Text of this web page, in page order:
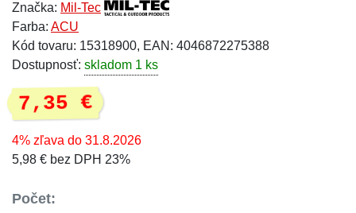
Značka: Mil-Tec
Farba: ACU
Kód tovaru: 15318900, EAN: 4046872275388
Dostupnosť: skladom 1 ks
7,35 €
4% zľava do 31.8.2026
5,98 € bez DPH 23%
Počet: